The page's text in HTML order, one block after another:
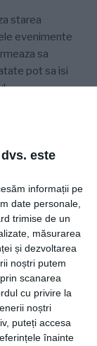
este
informații pe
date personale,
trimise de un
măsurarea
și dezvoltarea
noștri putem
scanarea
cu privire la
noștri
puteți accesa
înainte
starea
evenimente
sa
pot sa isi
de
sa fie pe
cu foarte
poate sa
in devenire,